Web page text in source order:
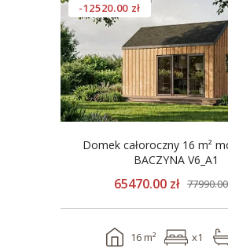
-12520.00 zł
Domek całoroczny 16 m²
BACZYNA V6_A1
65470.00 zł
16 m² x1